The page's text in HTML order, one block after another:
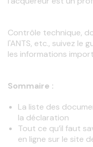
Contrôle technique,
l'ANTS, etc., suivez le
les informations
Sommaire :
La liste des
la déclaration
Tout ce qu’il faut
en ligne sur le site